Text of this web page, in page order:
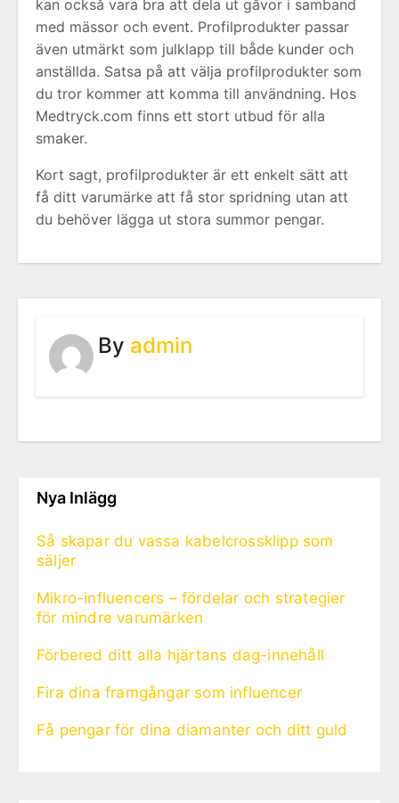
kan också vara bra att dela ut gåvor i samband
med mässor och event. Profilprodukter passar
även utmärkt som julklapp till både kunder och
anställda. Satsa på att välja profilprodukter som
du tror kommer att komma till användning. Hos
Medtryck.com finns ett stort utbud för alla
smaker.
Kort sagt, profilprodukter är ett enkelt sätt att
få ditt varumärke att få stor spridning utan att
du behöver lägga ut stora summor pengar.
By admin
Nya Inlägg
Så skapar du vassa kabelcrossklipp som
säljer
Mikro-influencers – fördelar och strategier
för mindre varumärken
Förbered ditt alla hjärtans dag-innehåll
Fira dina framgångar som influencer
Få pengar för dina diamanter och ditt guld